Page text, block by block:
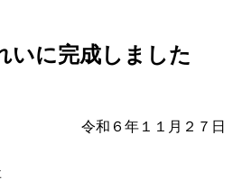
いに完成しました
令和６年１１月２７日